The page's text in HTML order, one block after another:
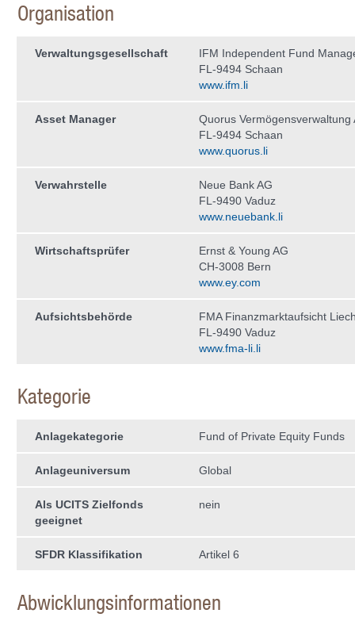
Organisation
Verwaltungs­gesellschaft
IFM Independent Fund
FL-9494 Schaan
www.ifm.li
Asset Manager
Quorus Vermögensverwaltung
FL-9494 Schaan
www.quorus.li
Verwahrstelle
Neue Bank AG
FL-9490 Vaduz
www.neuebank.li
Wirtschaftsprüfer
Ernst & Young AG
CH-3008 Bern
www.ey.com
Aufsichtsbehörde
FMA Finanzmarktaufsicht
FL-9490 Vaduz
www.fma-li.li
Kategorie
Anlagekategorie Fund of Private Equity Funds
Anlageuniversum Global
Als UCITS Zielfonds
geeignet
nein
SFDR Klassifikation Artikel 6
Abwicklungsinformationen